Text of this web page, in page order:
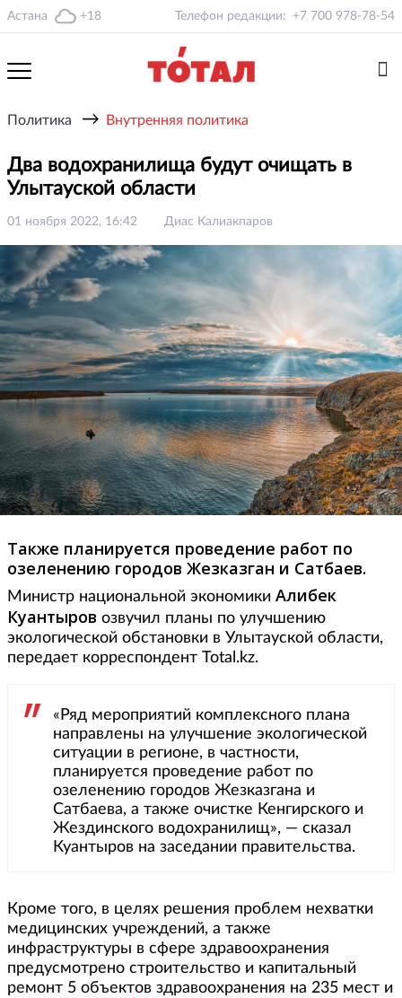
Астана +18 Телефон редакции: +7 700 978-78-54
Политика → Внутренняя политика
Два водохранилища будут очищать в
Улытауской области
01 ноября 2022, 16:42 Диас Калиакпаров
Также планируется проведение работ по
озеленению городов Жезказган и Сатбаев.
Министр национальной экономики Алибек
Куантыров озвучил планы по улучшению
экологической обстановки в Улытауской области,
передает корреспондент Total.kz.
«Ряд мероприятий комплексного плана
направлены на улучшение экологической
ситуации в регионе, в частности,
планируется проведение работ по
озеленению городов Жезказгана и
Сатбаева, а также очистке Кенгирского и
Жездинского водохранилищ», — сказал
Куантыров на заседании правительства.
Кроме того, в целях решения проблем нехватки
медицинских учреждений, а также
инфраструктуры в сфере здравоохранения
предусмотрено строительство и капитальный
ремонт 5 объектов здравоохранения на 235 мест и